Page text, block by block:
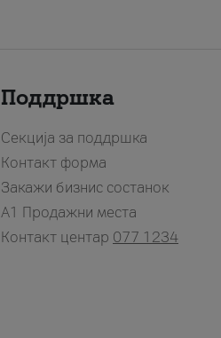
Поддршка
Секција за поддршка
Контакт форма
Закажи бизнис состанок
A1 Продажни места
Контакт центар 077 1234